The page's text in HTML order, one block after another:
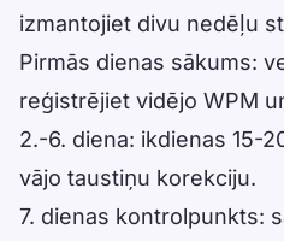
izmantojiet divu nedēļu
Pirmās dienas sākums:
reģistrējiet vidējo WPM
2.-6. diena: ikdienas 15-
vājo taustiņu korekciju.
7. dienas kontrolpunkts: